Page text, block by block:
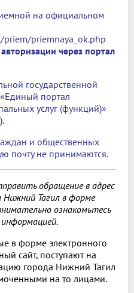
на официальном
priemnaya_ok.php
через портал
государственной
портал
услуг (функций)»
).
и общественных
почту не принимаются.
обращение в адрес
Тагил в форме
ознакомьтесь
в форме электронного
сайт, поступают на
города Нижний Тагил
на то лицами.